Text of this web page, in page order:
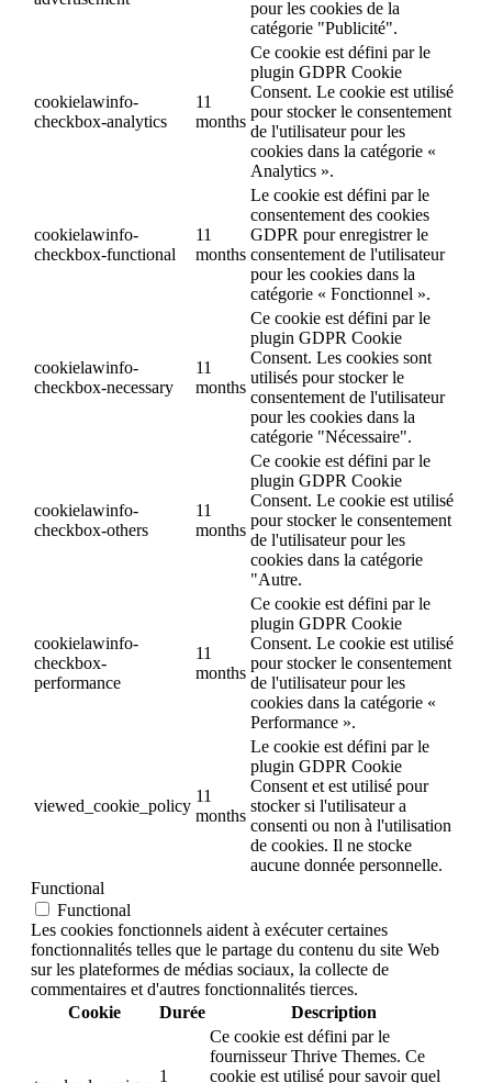
pour les cookies de la
catégorie "Publicité".
cookielawinfo-
checkbox-analytics
11
months
Ce cookie est défini par le
plugin GDPR Cookie
Consent. Le cookie est utilisé
pour stocker le consentement
de l'utilisateur pour les
cookies dans la catégorie «
Analytics ».
cookielawinfo-
checkbox-functional
11
months
Le cookie est défini par le
consentement des cookies
GDPR pour enregistrer le
consentement de l'utilisateur
pour les cookies dans la
catégorie « Fonctionnel ».
cookielawinfo-
checkbox-necessary
11
months
Ce cookie est défini par le
plugin GDPR Cookie
Consent. Les cookies sont
utilisés pour stocker le
consentement de l'utilisateur
pour les cookies dans la
catégorie "Nécessaire".
cookielawinfo-
checkbox-others
11
months
Ce cookie est défini par le
plugin GDPR Cookie
Consent. Le cookie est utilisé
pour stocker le consentement
de l'utilisateur pour les
cookies dans la catégorie
"Autre.
cookielawinfo-
checkbox-
performance
11
months
Ce cookie est défini par le
plugin GDPR Cookie
Consent. Le cookie est utilisé
pour stocker le consentement
de l'utilisateur pour les
cookies dans la catégorie «
Performance ».
viewed_cookie_policy
11
months
Le cookie est défini par le
plugin GDPR Cookie
Consent et est utilisé pour
stocker si l'utilisateur a
consenti ou non à l'utilisation
de cookies. Il ne stocke
aucune donnée personnelle.
Functional
Functional
Les cookies fonctionnels aident à exécuter certaines
fonctionnalités telles que le partage du contenu du site Web
sur les plateformes de médias sociaux, la collecte de
commentaires et d'autres fonctionnalités tierces.
Cookie
Durée Description
1
Ce cookie est défini par le
fournisseur Thrive Themes. Ce
cookie est utilisé pour savoir quel